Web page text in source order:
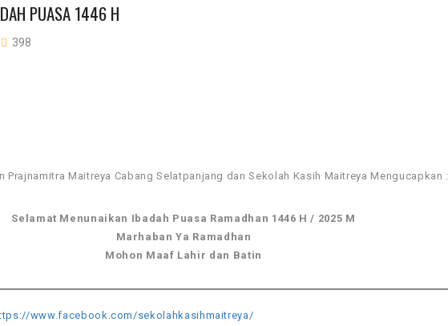
PUASA 1446 H
398
Prajnamitra Maitreya Cabang Selatpanjang dan Sekolah Kasih Maitreya​ Mengucapkan :
Selamat Menunaikan Ibadah Puasa Ramadhan 1446 H / 2025 M
Marhaban Ya Ramadhan
Mohon Maaf Lahir dan Batin
www.facebook.com/sekolahkasihmaitreya/